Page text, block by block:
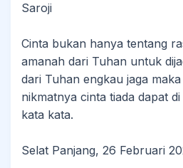
Saroji
Cinta bukan hanya tentang
amanah dari Tuhan untuk
dari Tuhan engkau jaga
nikmatnya cinta tiada dapat
kata kata.
Selat Panjang, 26 Februari